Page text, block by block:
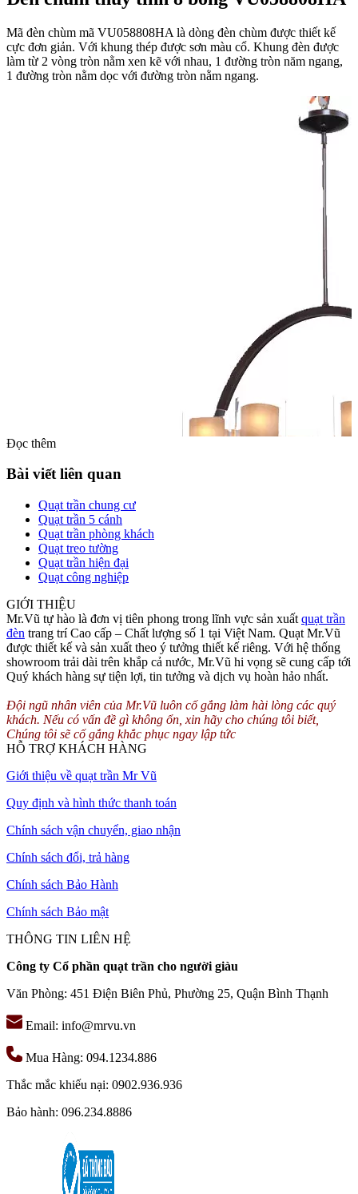
Mã đèn chùm mã VU058808HA là dòng đèn chùm được thiết kế
cực đơn giản. Với khung thép được sơn màu cổ. Khung đèn được
làm từ 2 vòng tròn nằm xen kẽ với nhau, 1 đường tròn năm ngang,
1 đường tròn nằm dọc với đường tròn nằm ngang.
Trên đường tròn nằm ngang được thiết kế 8 bóng đèn được bao bên
ngoài bằng lớp thủy tinh trong suốt. Bên trong lớp thủy tinh là chao
đèn được làm bằng vải mỏng có màu ngà vàng.
Đèn thiết kế đơn giản nên việc vệ sinh đèn không mất quá nhiều
thời gian. Đèn phù hợp với nhiều không gian phòng khác nhau. Đèn
chùm hiện nay không chỉ dùng để chiếu sáng mà hiện nay chủ yếu
để dùng trang trí phòng đẹp hơn, sang trọng hơn.
Khách hàng có nhu cầu mua đèn chùm vui lòng liên hệ MR.VU
được phục vụ tốt nhất.
Đọc thêm
Bài viết liên quan
Quạt trần chung cư
Quạt trần 5 cánh
Quạt trần phòng khách
Quạt treo tường
Quạt trần hiện đại
Quạt công nghiệp
GIỚI THIỆU
Mr.Vũ tự hào là đơn vị tiên phong trong lĩnh vực sản xuất quạt trần
đèn trang trí Cao cấp – Chất lượng số 1 tại Việt Nam. Quạt Mr.Vũ
được thiết kế và sản xuất theo ý tưởng thiết kế riêng. Với hệ thống
showroom trải dài trên khắp cả nước, Mr.Vũ hi vọng sẽ cung cấp tới
Quý khách hàng sự tiện lợi, tin tưởng và dịch vụ hoàn hảo nhất.
Đội ngũ nhân viên của Mr.Vũ luôn cố gắng làm hài lòng các quý
khách. Nếu có vấn đề gì không ổn, xin hãy cho chúng tôi biết,
Chúng tôi sẽ cố gắng khắc phục ngay lập tức
HỖ TRỢ KHÁCH HÀNG
Giới thiệu về quạt trần Mr Vũ
Quy định và hình thức thanh toán
Chính sách vận chuyển, giao nhận
Chính sách đổi, trả hàng
Chính sách Bảo Hành
Chính sách Bảo mật
THÔNG TIN LIÊN HỆ
Công ty Cổ phần quạt trần cho người giàu
Văn Phòng: 451 Điện Biên Phủ, Phường 25, Quận Bình Thạnh
Email: info@mrvu.vn
Mua Hàng: 094.1234.886
Thắc mắc khiếu nại: 0902.936.936
Bảo hành: 096.234.8886